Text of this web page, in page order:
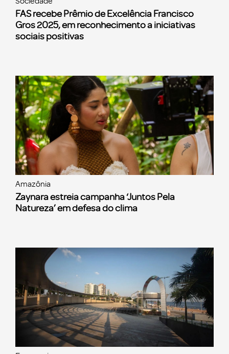
FAS recebe Prêmio de Excelência Francisco
Gros 2025, em reconhecimento a iniciativas
sociais positivas
Amazônia
Zaynara estreia campanha ‘Juntos Pela
Natureza’ em defesa do clima